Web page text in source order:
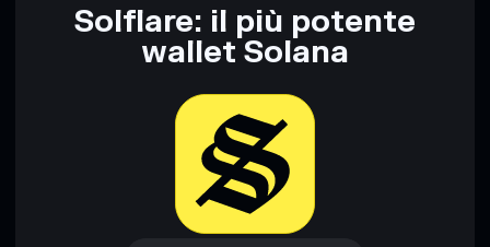
Solflare: il più potente
wallet Solana
Scarica ora